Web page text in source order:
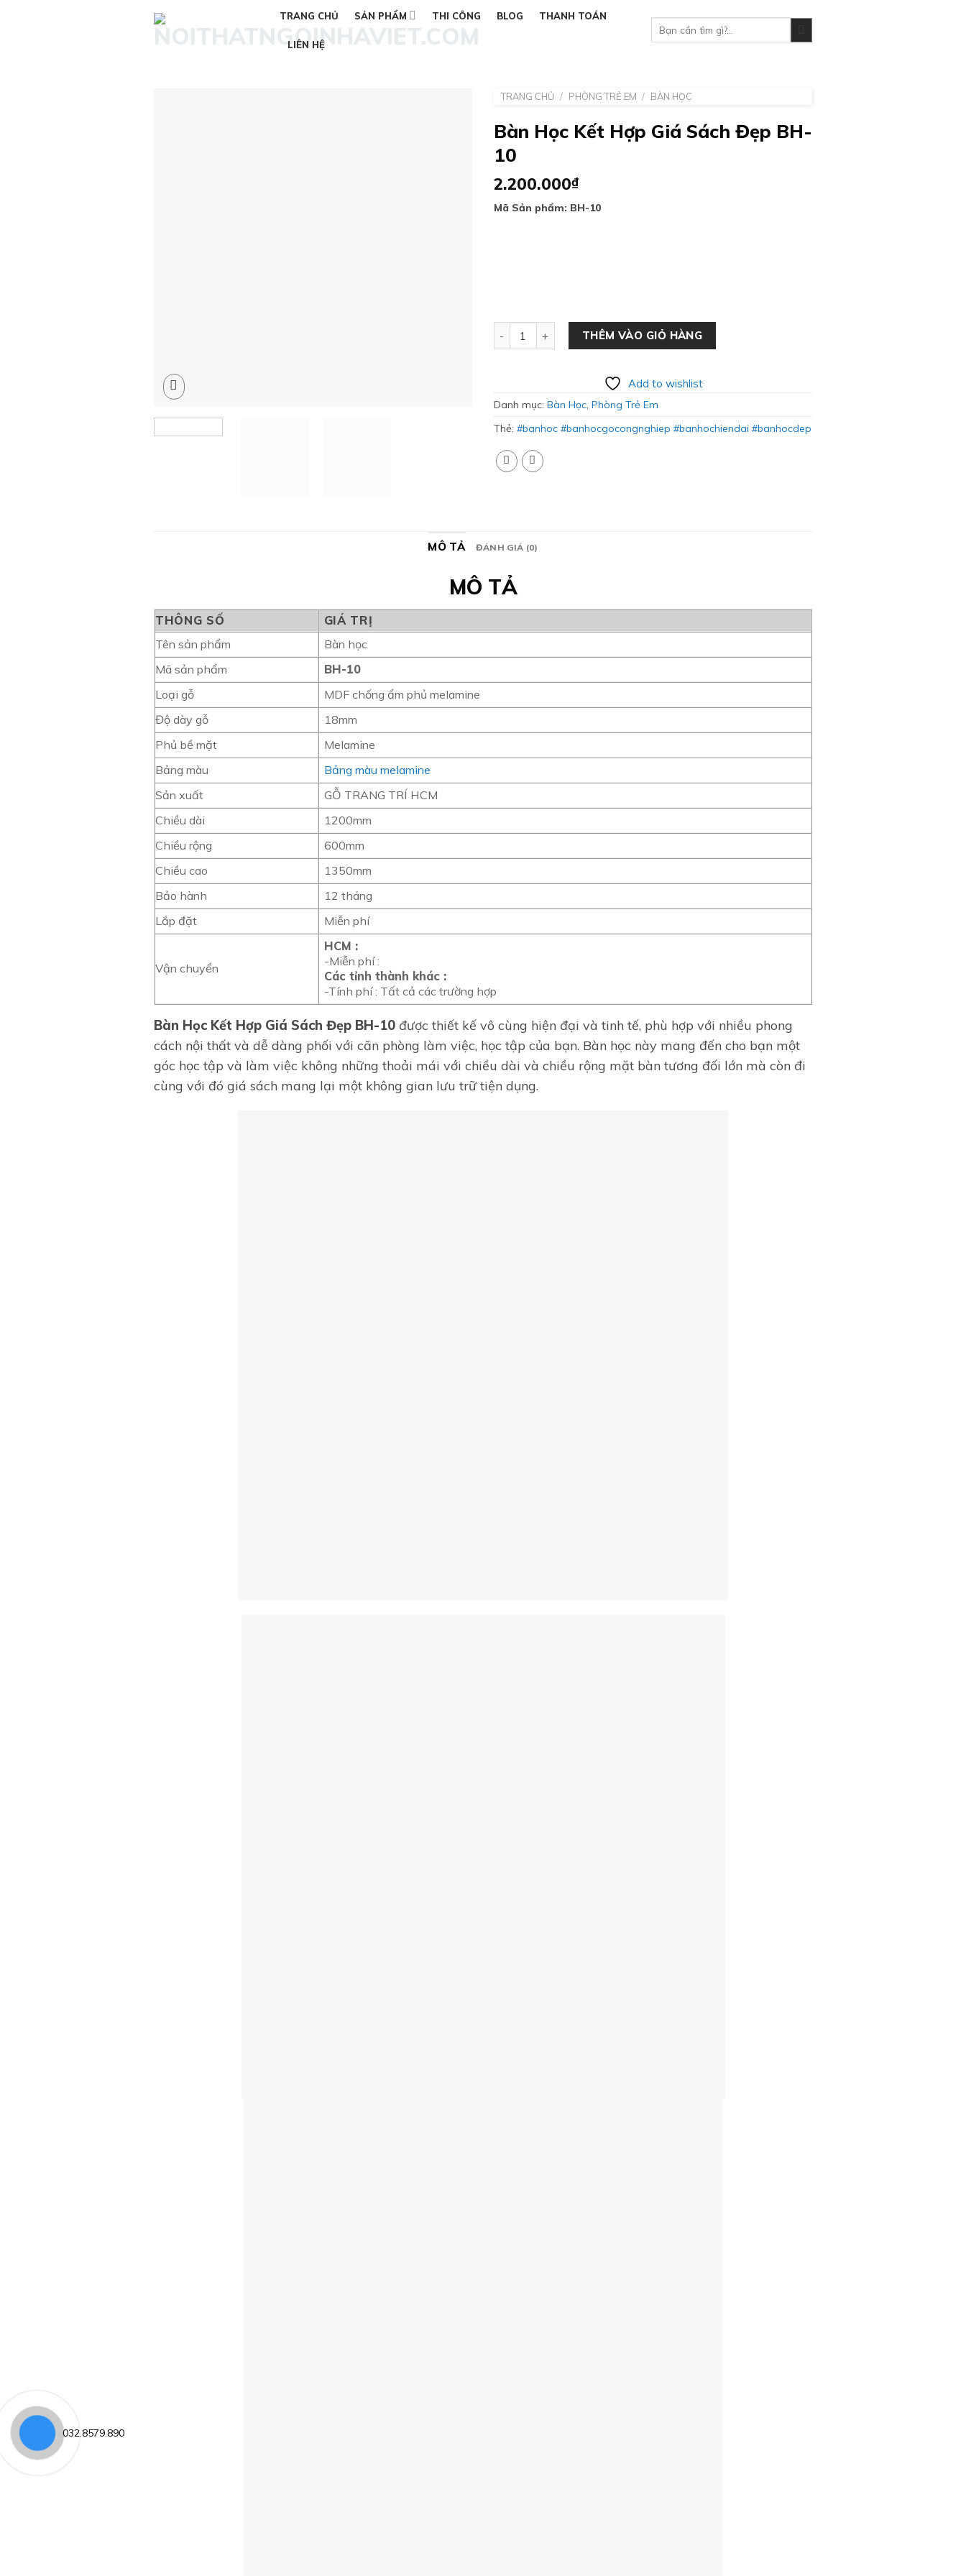
TRANG CHỦ SẢN PHẨM THI CÔNG BLOG THANH TOÁN
LIÊN HỆ
Tìm
kiếm:
TRANG CHỦ / PHÒNG TRẺ EM / BÀN HỌC
Bàn Học Kết Hợp Giá Sách Đẹp BH-
10
2.200.000₫
Mã Sản phẩm: BH-10
Bàn Học Kết Hợp Giá Sách Đẹp BH-10 số lượng
THÊM VÀO GIỎ HÀNG
Add to wishlist
Danh mục: Bàn Học, Phòng Trẻ Em
Thẻ: #banhoc #banhocgocongnghiep #banhochiendai #banhocdep
MÔ TẢ ĐÁNH GIÁ (0)
MÔ TẢ
THÔNG SỐ
GIÁ TRỊ
Tên sản phẩm
Bàn học
Mã sản phẩm
BH-10
Loại gỗ
MDF chống ẩm phủ melamine
Độ dày gỗ
18mm
Phủ bề mặt
Melamine
Bảng màu
Bảng màu melamine
Sản xuất
GỖ TRANG TRÍ HCM
Chiều dài
1200mm
Chiều rộng
600mm
Chiều cao
1350mm
Bảo hành
12 tháng
Lắp đặt
Miễn phí
Vận chuyển
HCM :
-Miễn phí :
Các tỉnh thành khác :
-Tính phí : Tất cả các trường hợp
Bàn Học Kết Hợp Giá Sách Đẹp BH-10 được thiết kế vô cùng hiện đại và tinh tế, phù hợp với nhiều phong
cách nội thất và dễ dàng phối với căn phòng làm việc, học tập của bạn. Bàn học này mang đến cho bạn một
góc học tập và làm việc không những thoải mái với chiều dài và chiều rộng mặt bàn tương đối lớn mà còn đi
cùng với đó giá sách mang lại một không gian lưu trữ tiện dụng.
032.8579.890